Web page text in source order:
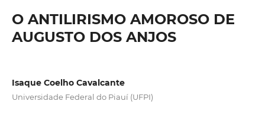
O ANTILIRISMO AMOROSO DE
AUGUSTO DOS ANJOS
Isaque Coelho Cavalcante
Universidade Federal do Piauí (UFPI)